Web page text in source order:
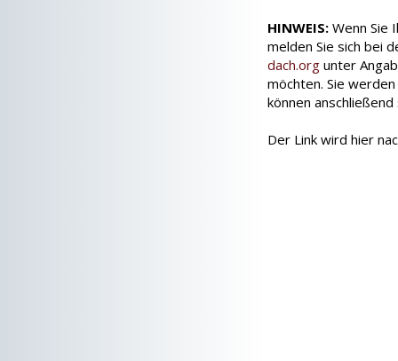
HINWEIS: Wenn Sie
melden Sie sich bei
dach.org unter
möchten. Sie
können
Der Link wird hier